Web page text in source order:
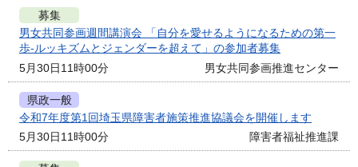
募集
男女共同参画週間講演会 「自分を愛せるようになるための第一
歩-ルッキズムとジェンダーを超えて」の参加者募集
5月30日11時00分
男女共同参画推進センター
県政一般
令和7年度第1回埼玉県障害者施策推進協議会を開催します
5月30日11時00分
障害者福祉推進課